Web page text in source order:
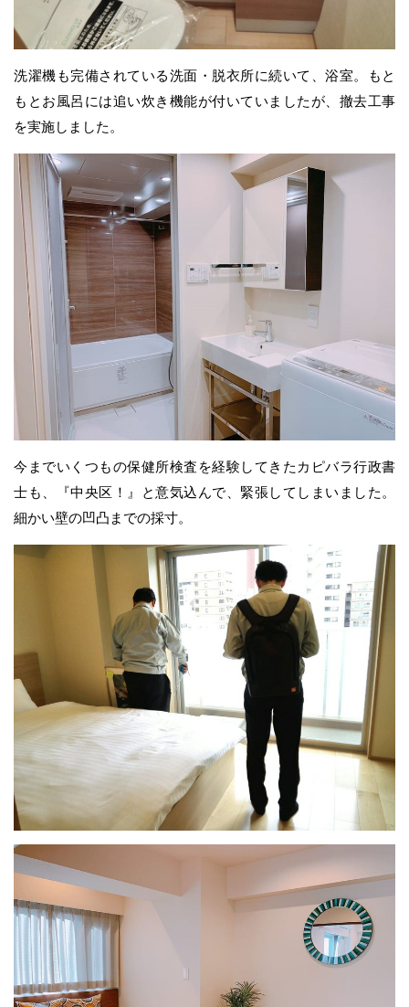
洗濯機も完備されている洗面・脱衣所に続いて、浴室。もと
もとお風呂には追い炊き機能が付いていましたが、撤去工事
を実施しました。
今までいくつもの保健所検査を経験してきたカピバラ行政書
士も、『中央区！』と意気込んで、緊張してしまいました。
細かい壁の凹凸までの採寸。